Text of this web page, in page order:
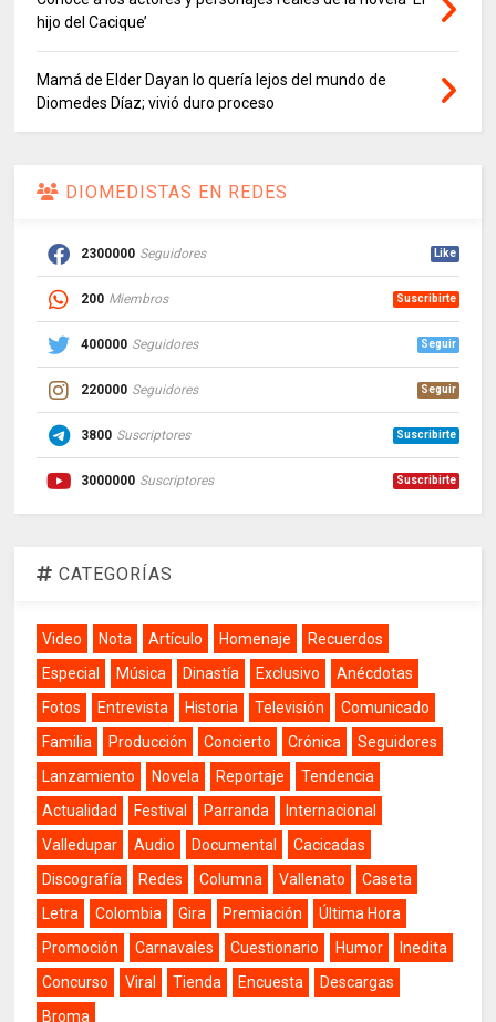
hijo del Cacique’
Mamá de Elder Dayan lo quería lejos del mundo de
Diomedes Díaz; vivió duro proceso
DIOMEDISTAS EN REDES
2300000 Seguidores Like
200 Miembros Suscribirte
400000 Seguidores Seguir
220000 Seguidores Seguir
3800 Suscriptores Suscribirte
3000000 Suscriptores Suscribirte
CATEGORÍAS
Video Nota Artículo Homenaje
Recuerdos
Especial
Música Dinastía Exclusivo
Anécdotas
Fotos
Entrevista Historia Televisión
Comunicado
Familia
Producción Concierto Crónica
Seguidores
Lanzamiento
Novela Reportaje
Tendencia
Actualidad
Festival Parranda
Internacional
Valledupar
Audio Documental
Cacicadas
Discografía
Redes Columna Vallenato
Caseta
Letra
Colombia Gira Premiación
Última Hora
Promoción
Carnavales Cuestionario Humor
Inedita
Concurso
Viral Tienda Encuesta
Descargas
Broma